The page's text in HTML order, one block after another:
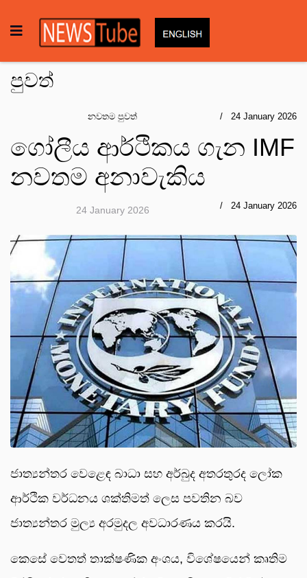
පුවත්
නවතම පුවත් 24 January 2026
ගෝලීය ආර්ථිකය ගැන IMF
නවතම අනාවැකිය
24 January 2026 24 January 2026
ජාත්‍යන්තර වෙළෙඳ බාධා සහ අර්බුද අතරතුරද ලෝක
ආර්ථික වර්ධනය ශක්තිමත් ලෙස පවතින බව
ජාත්‍යන්තර මුල්‍ය අරමුදල අවධාරණය කරයි.
කෙසේ වෙතත් තාක්ෂණික අංශය, විශේෂයෙන් කෘතිම